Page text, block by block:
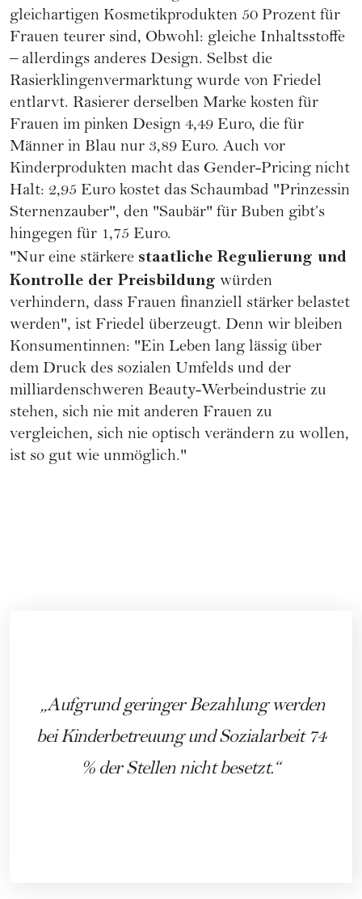
gleichartigen Kosmetikprodukten 50 Prozent für
Frauen teurer sind, Obwohl: gleiche Inhaltsstoffe
– allerdings anderes Design. Selbst die
Rasierklingenvermarktung wurde von Friedel
entlarvt. Rasierer derselben Marke kosten für
Frauen im pinken Design 4,49 Euro, die für
Männer in Blau nur 3,89 Euro. Auch vor
Kinderprodukten macht das Gender-Pricing nicht
Halt: 2,95 Euro kostet das Schaumbad "Prinzessin
Sternenzauber", den "Saubär" für Buben gibt’s
hingegen für 1,75 Euro.
"Nur eine stärkere staatliche Regulierung und
Kontrolle der Preisbildung würden
verhindern, dass Frauen finanziell stärker belastet
werden", ist Friedel überzeugt. Denn wir bleiben
Konsumentinnen: "Ein Leben lang lässig über
dem Druck des sozialen Umfelds und der
milliardenschweren Beauty-Werbeindustrie zu
stehen, sich nie mit anderen Frauen zu
vergleichen, sich nie optisch verändern zu wollen,
ist so gut wie unmöglich."
Aufgrund geringer Bezahlung werden
bei Kinderbetreuung und Sozialarbeit 74
% der Stellen nicht besetzt.